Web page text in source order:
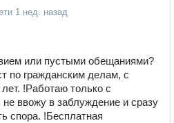
1 нед. назад
или пустыми обещаниями?
по гражданским делам, с
!Работаю только с
ввожу в заблуждение и сразу
спора. !Бесплатная